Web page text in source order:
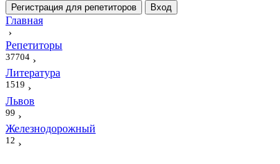
Регистрация для репетиторов Вход
Главная
›
Репетиторы
37704 ›
Литература
1519 ›
Львов
99 ›
Железнодорожный
12 ›